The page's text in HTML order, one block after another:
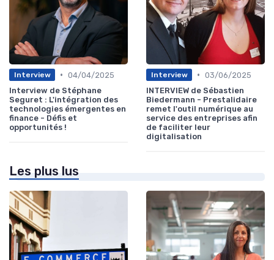
Interview • 04/04/2025
Interview de Stéphane
Seguret : L'intégration des
technologies émergentes en
finance - Défis et
opportunités !
Interview • 03/06/2025
INTERVIEW de Sébastien
Biedermann - Prestalidaire
remet l'outil numérique au
service des entreprises afin
de faciliter leur
digitalisation
Les plus lus